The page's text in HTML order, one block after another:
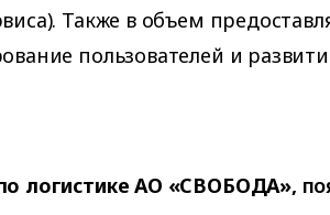
Также в объем
пользователей и
логистике АО «СВОБОДА»,